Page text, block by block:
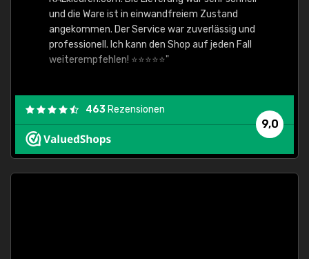
und die Ware ist in einwandfreiem Zustand
angekommen. Der Service war zuverlässig und
professionell. Ich kann den Shop auf jeden Fall
weiterempfehlen! ⭐⭐⭐⭐⭐"
9,0
463 Rezensionen